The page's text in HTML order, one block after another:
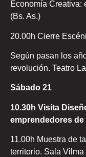
Economía Creativa:
(Bs. As.)
20.00h Cierre
Según pasan los
revolución. Teatro
Sábado 21
10.30h Visita
emprendedores
11.00h Muestra de
territorio. Sala